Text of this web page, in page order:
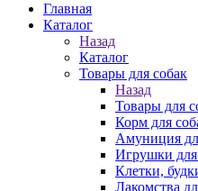
Главная
Каталог
Назад
Каталог
Товары для собак
Назад
Товары для
Корм для
Амуниция
Игрушки для
Клетки,
Лакомства